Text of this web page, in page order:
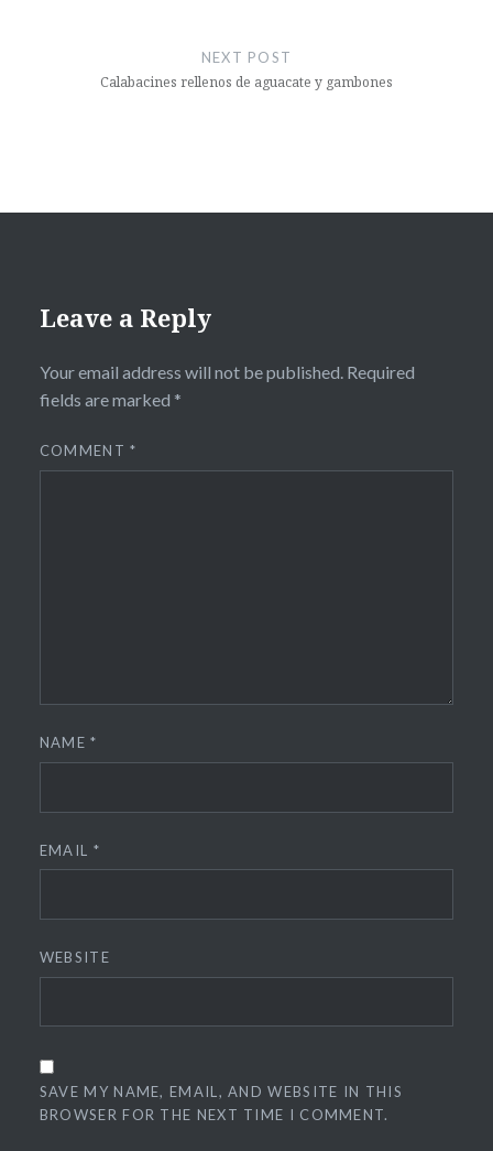
NEXT POST
Calabacines rellenos de aguacate y gambones
Leave a Reply
Your email address will not be published. Required
fields are marked *
COMMENT*
NAME*
EMAIL *
WEBSITE
SAVE MY NAME, EMAIL, AND WEBSITE IN THIS
BROWSER FOR THE NEXT TIME I COMMENT.